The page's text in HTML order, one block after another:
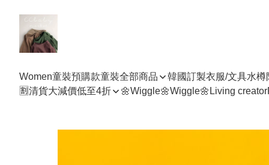
Women童裝預購款童裝全部商品
韓國訂製衣服/文具水樽
🈹清貨大減價低至4折
🌼Wiggle🌼Wiggle🌼 Living creator